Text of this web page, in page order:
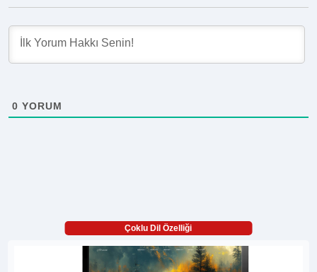
0 YORUM
Çoklu Dil Özelliği